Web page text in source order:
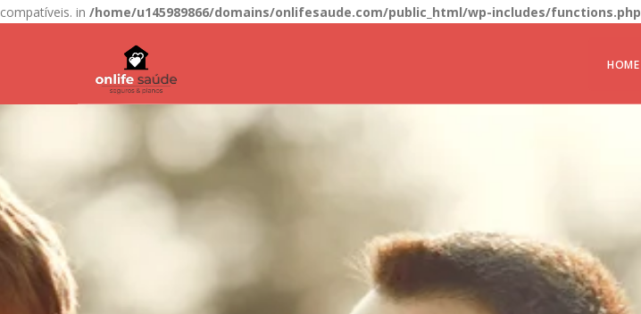
compatíveis. in /home/u145989866/domains/onlifesaude.com/public_html/wp-includes/functions.php
HOME